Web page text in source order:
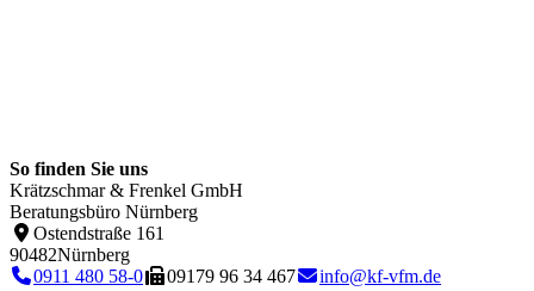
So finden Sie uns
Krätzschmar & Frenkel GmbH
Beratungsbüro Nürnberg
Ostendstraße 161
90482Nürnberg
0911 480 58-0
09179 96 34 467 info@kf-vfm.de